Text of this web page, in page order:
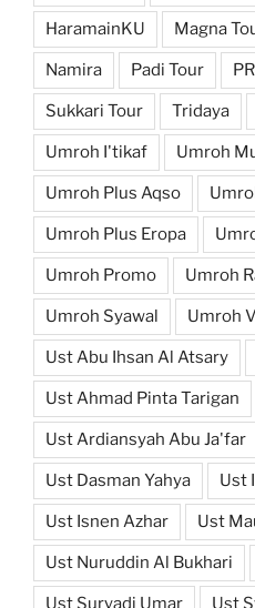
HaramainKU Magna
Namira Padi Tour
Sukkari Tour Tridaya
Umroh I'tikaf Umroh
Umroh Plus Aqso
Umroh Plus Eropa
Umroh Promo Umroh
Umroh Syawal Umroh
Ust Abu Ihsan Al Atsary
Ust Ahmad Pinta Tarigan
Ust Ardiansyah Abu Ja'far
Ust Dasman Yahya Ust
Ust Isnen Azhar Ust
Ust Nuruddin Al Bukhari
Ust Suryadi Umar Ust